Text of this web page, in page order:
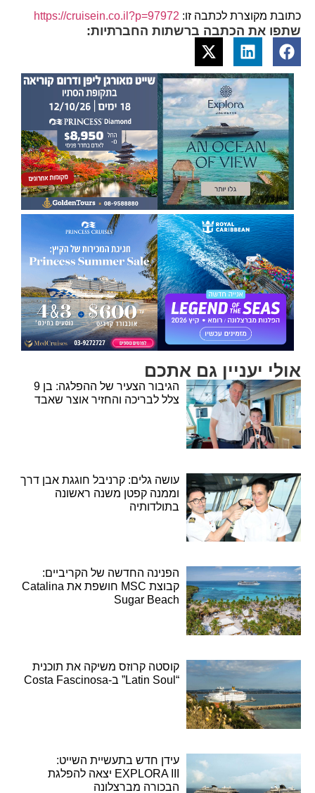
כתובת מקוצרת לכתבה זו: https://cruisein.co.il?p=97972
שתפו את הכתבה ברשתות החברתיות:
אולי יעניין גם אתכם
הגיבור הצעיר של ההפלגה: בן 9
צלל לבריכה והחזיר אוצר שאבד
עושה גלים: קרניבל חוגגת אבן דרך
וממנה קפטן משנה ראשונה
בתולדותיה
הפנינה החדשה של הקריביים:
קבוצת MSC חושפת את Catalina
Sugar Beach
קוסטה קרוזס משיקה את תוכנית
עידן חדש בתעשיית השייט:
EXPLORA III יצאה להפלגת
הבכורה מברצלונה